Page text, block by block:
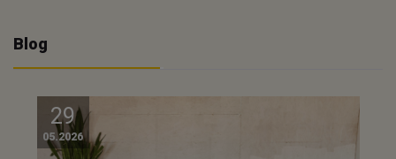
Blog
29
05.2026